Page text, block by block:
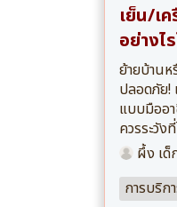
เย็น/เ
อย่างไ
ย้ายบ้าน
ปลอดภัย!
แบบมืออ
ควรระวัง
ผึ้ง เ
การบริก